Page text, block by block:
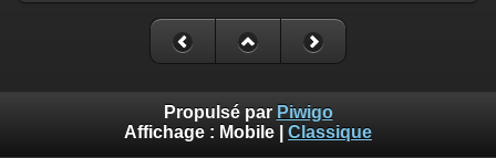
Propulsé par Piwigo
Affichage : Mobile Classique